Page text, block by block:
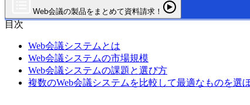
Web会議の製品をまとめて資料請求！
目次
Web会議システムとは
Web会議システムの市場規模
Web会議システムの課題と選び方
複数のWeb会議システムを比較して最適なものを選